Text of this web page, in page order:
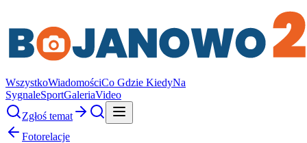
WszystkoWiadomościCo Gdzie KiedyNa
SygnaleSportGaleriaVideo
Zgłoś temat
Fotorelacje